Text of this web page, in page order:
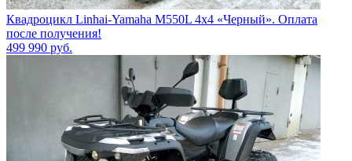
Квадроцикл Linhai-Yamaha M550L 4x4 «Черный». Оплата
после получения!
499 990 руб.